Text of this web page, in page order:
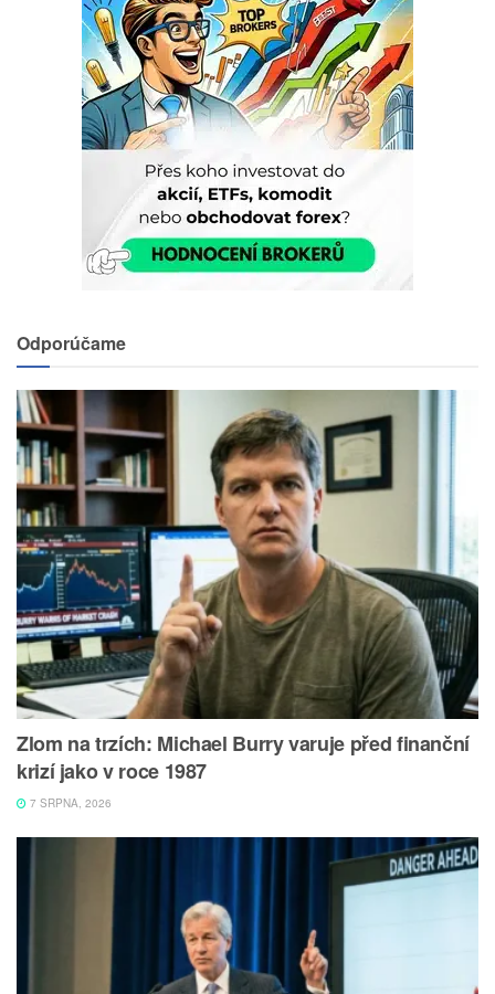
Odporúčame
Zlom na trzích: Michael Burry varuje před finanční
krizí jako v roce 1987
7 SRPNA, 2026